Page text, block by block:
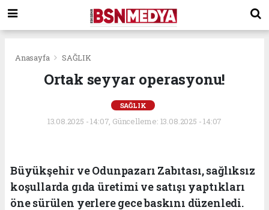
Anasayfa SAĞLIK
Ortak seyyar operasyonu!
SAĞLIK
13.08.2025 - 14:07, Güncelleme: 13.08.2025 - 14:07
Büyükşehir ve Odunpazarı Zabıtası, sağlıksız
koşullarda gıda üretimi ve satışı yaptıkları
öne sürülen yerlere gece baskını düzenledi.